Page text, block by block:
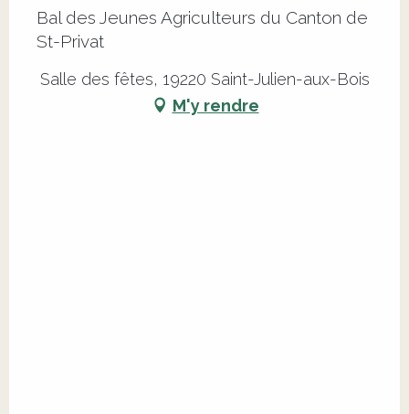
Bal des Jeunes Agriculteurs du Canton de
St-Privat
Salle des fêtes, 19220 Saint-Julien-aux-Bois
M'y rendre